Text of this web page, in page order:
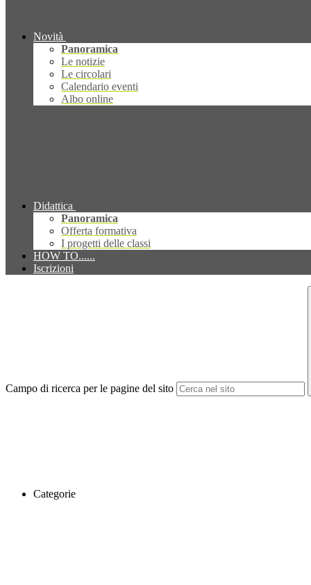
Novità
Panoramica
Le notizie
Le circolari
Calendario eventi
Albo online
Didattica
Panoramica
Offerta formativa
I progetti delle classi
HOW TO......
Iscrizioni
Campo di ricerca per le pagine del sito
Categorie